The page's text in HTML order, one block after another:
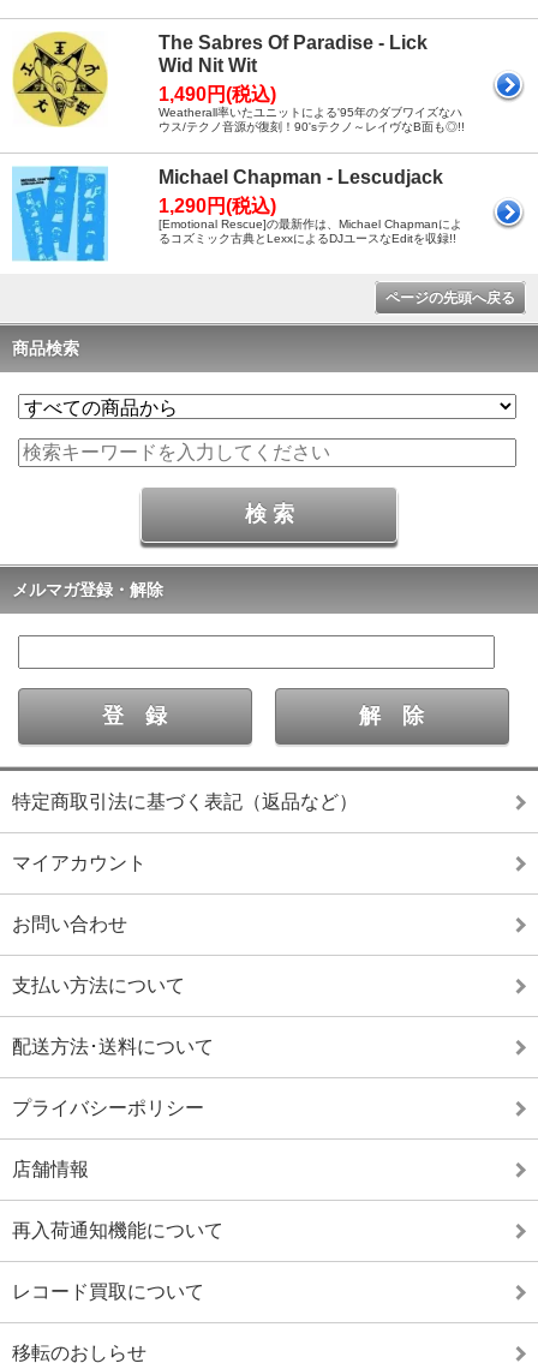
The Sabres Of Paradise - Lick
Wid Nit Wit
1,490円(税込)
Weatherall率いたユニットによる'95年のダブワイズなハ
ウス/テクノ音源が復刻！90'sテクノ～レイヴなB面も◎!!
Michael Chapman - Lescudjack
1,290円(税込)
[Emotional Rescue]の最新作は、Michael Chapmanによ
るコズミック古典とLexxによるDJユースなEditを収録!!
ページの先頭へ戻る
商品検索
メルマガ登録・解除
特定商取引法に基づく表記（返品など）
マイアカウント
お問い合わせ
支払い方法について
配送方法･送料について
プライバシーポリシー
店舗情報
再入荷通知機能について
レコード買取について
移転のおしらせ